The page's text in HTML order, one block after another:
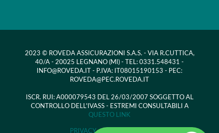
2023 © ROVEDA ASSICURAZIONI S.A.S. - VIA R.CUTTICA,
40/A - 20025 LEGNANO (MI) - TEL: 0331.548431 -
INFO@ROVEDA.IT - P.IVA: IT08015190153 - PEC:
ROVEDA@PEC.ROVEDA.IT
ISCR. RUI: A000079543 DEL 26/03/2007 SOGGETTO AL
CONTROLLO DELL'IVASS - ESTREMI CONSULTABILI A
QUESTO LINK
PRIVACY -